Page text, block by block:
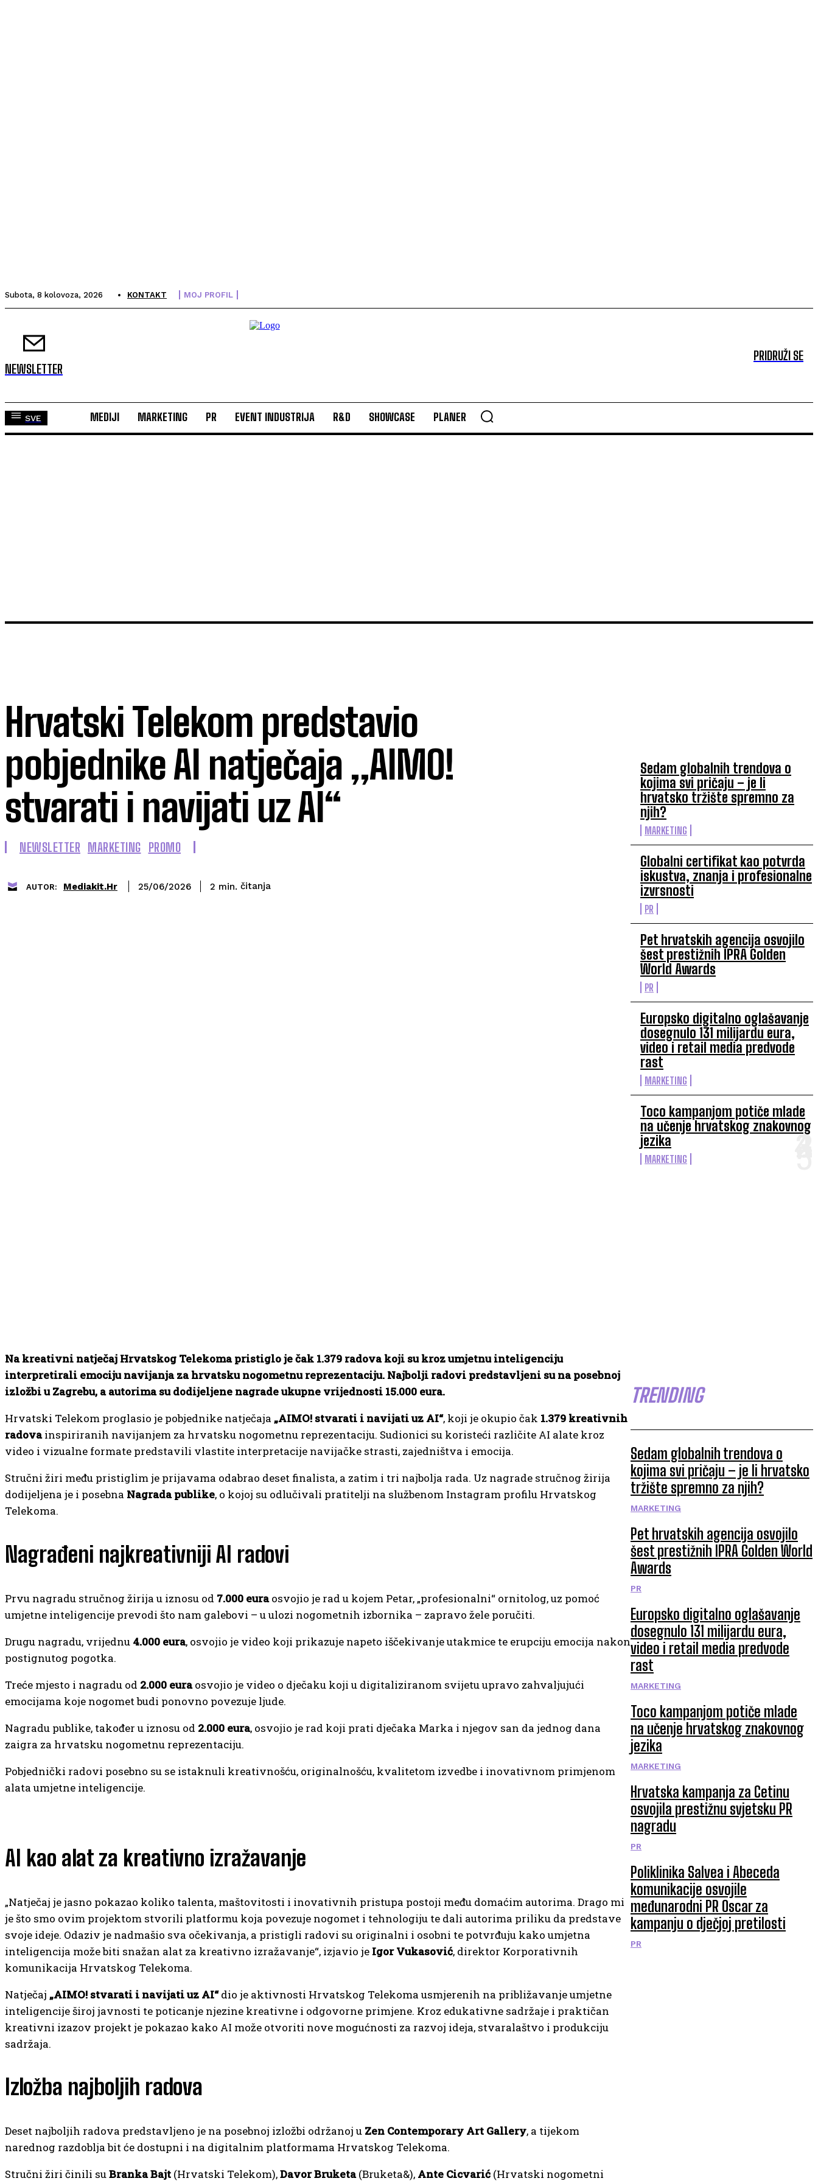
Subota, 8 kolovoza, 2026 KONTAKT MOJ PROFIL
NEWSLETTER
PRIDRUŽI SE
SVE MEDIJI MARKETING PR EVENT INDUSTRIJA R&D SHOWCASE PLANER
Hrvatski Telekom predstavio
pobjednike AI natječaja „AIMO!
stvarati i navijati uz AI“
NEWSLETTER MARKETING PROMO
AUTOR: Mediakit.hr 25/06/2026 2 min. čitanja
Na kreativni natječaj Hrvatskog Telekoma pristiglo je čak 1.379 radova koji su kroz umjetnu inteligenciju
interpretirali emociju navijanja za hrvatsku nogometnu reprezentaciju. Najbolji radovi predstavljeni su na posebnoj
izložbi u Zagrebu, a autorima su dodijeljene nagrade ukupne vrijednosti 15.000 eura.
Hrvatski Telekom proglasio je pobjednike natječaja „AIMO! stvarati i navijati uz AI“, koji je okupio čak 1.379 kreativnih
radovainspiriranih navijanjem za hrvatsku nogometnu reprezentaciju. Sudionici su koristeći različite AI alate kroz
video i vizualne formate predstavili vlastite interpretacije navijačke strasti, zajedništva i emocija.
Stručni žiri među pristiglim je prijavama odabrao deset finalista, a zatim i tri najbolja rada. Uz nagrade stručnog žirija
dodijeljena je i posebna Nagrada publike, o kojoj su odlučivali pratitelji na službenom Instagram profilu Hrvatskog
Telekoma.
Nagrađeni najkreativniji AI radovi
Prvu nagradu stručnog žirija u iznosu od 7.000 euraosvojio je rad u kojem Petar, „profesionalni“ ornitolog, uz pomoć
umjetne inteligencije prevodi što nam galebovi – u ulozi nogometnih izbornika – zapravo žele poručiti.
Drugu nagradu, vrijednu 4.000 eura, osvojio je video koji prikazuje napeto iščekivanje utakmice te erupciju emocija nakon
postignutog pogotka.
Treće mjesto i nagradu od 2.000 euraosvojio je video o dječaku koji u digitaliziranom svijetu upravo zahvaljujući
emocijama koje nogomet budi ponovno povezuje ljude.
Nagradu publike, također u iznosu od 2.000 eura, osvojio je rad koji prati dječaka Marka i njegov san da jednog dana
zaigra za hrvatsku nogometnu reprezentaciju.
Pobjednički radovi posebno su se istaknuli kreativnošću, originalnošću, kvalitetom izvedbe i inovativnom primjenom
alata umjetne inteligencije.
AI kao alat za kreativno izražavanje
„Natječaj je jasno pokazao koliko talenta, maštovitosti i inovativnih pristupa postoji među domaćim autorima. Drago mi
je što smo ovim projektom stvorili platformu koja povezuje nogomet i tehnologiju te dali autorima priliku da predstave
svoje ideje. Odaziv je nadmašio sva očekivanja, a pristigli radovi su originalni i osobni te potvrđuju kako umjetna
inteligencija može biti snažan alat za kreativno izražavanje“, izjavio je Igor Vukasović, direktor Korporativnih
komunikacija Hrvatskog Telekoma.
Natječaj „AIMO! stvarati i navijati uz AI“dio je aktivnosti Hrvatskog Telekoma usmjerenih na približavanje umjetne
inteligencije široj javnosti te poticanje njezine kreativne i odgovorne primjene. Kroz edukativne sadržaje i praktičan
kreativni izazov projekt je pokazao kako AI može otvoriti nove mogućnosti za razvoj ideja, stvaralaštvo i produkciju
sadržaja.
Izložba najboljih radova
Deset najboljih radova predstavljeno je na posebnoj izložbi održanoj u Zen Contemporary Art Gallery, a tijekom
narednog razdoblja bit će dostupni i na digitalnim platformama Hrvatskog Telekoma.
Stručni žiri činili suBranka Bajt (Hrvatski Telekom),Davor Bruketa(Bruketa&), Ante Cicvarić (Hrvatski nogometni
Sedam globalnih trendova o
kojima svi pričaju – je li
hrvatsko tržište spremno za
njih?
MARKETING
Globalni certifikat kao potvrda
iskustva, znanja i profesionalne
izvrsnosti
PR
Pet hrvatskih agencija osvojilo
šest prestižnih IPRA Golden
World Awards
PR
Europsko digitalno oglašavanje
dosegnulo 131 milijardu eura,
video i retail media predvode
rast
MARKETING
Toco kampanjom potiče mlade
na učenje hrvatskog znakovnog
jezika
MARKETING
TRENDING
Sedam globalnih trendova o
kojima svi pričaju – je li hrvatsko
tržište spremno za njih?
MARKETING
Pet hrvatskih agencija osvojilo
šest prestižnih IPRA Golden World
Awards
PR
Europsko digitalno oglašavanje
dosegnulo 131 milijardu eura,
video i retail media predvode
rast
MARKETING
Toco kampanjom potiče mlade
na učenje hrvatskog znakovnog
jezika
MARKETING
Hrvatska kampanja za Cetinu
osvojila prestižnu svjetsku PR
nagradu
PR
Poliklinika Salvea i Abeceda
komunikacije osvojile
međunarodni PR Oscar za
kampanju o dječjoj pretilosti
PR